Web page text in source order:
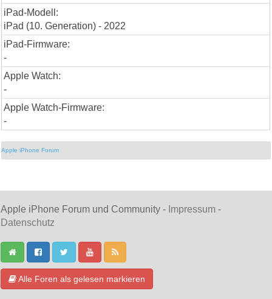
iPad-Modell:
iPad (10. Generation) - 2022
iPad-Firmware:
-
Apple Watch:
-
Apple Watch-Firmware:
-
Apple iPhone Forum
Apple iPhone Forum und Community - Impressum -
Datenschutz
Alle Foren als gelesen markieren